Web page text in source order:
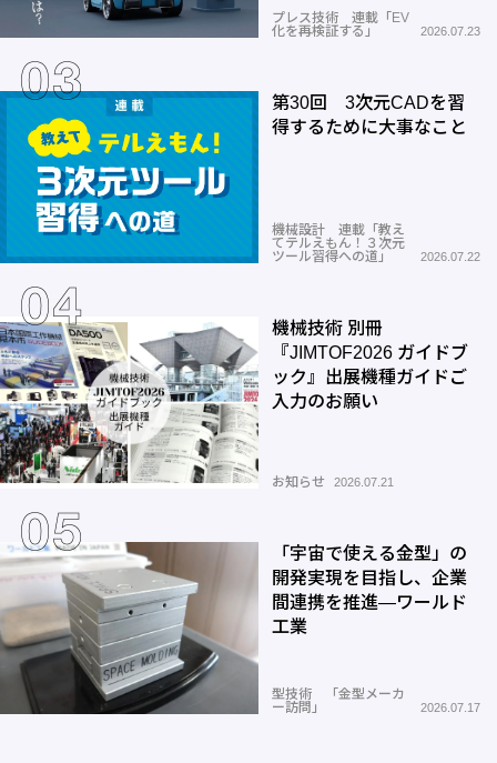
プレス技術 連載「EV
化を再検証する」
2026.07.23
第30回 3次元CADを習
得するために大事なこと
機械設計 連載「教え
てテルえもん！３次元
ツール習得への道」
2026.07.22
機械技術 別冊
『JIMTOF2026 ガイドブ
ック』出展機種ガイドご
入力のお願い
お知らせ 2026.07.21
「宇宙で使える金型」の
開発実現を目指し、企業
間連携を推進―ワールド
工業
型技術 「金型メーカ
ー訪問」
2026.07.17